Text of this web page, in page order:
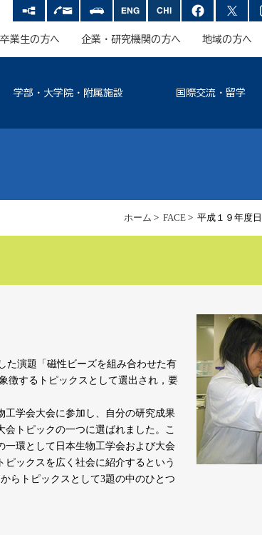
卒業生の方へ 企業・研究機関の方へ 地域の方へ
学部・大学院・附属施設 国際交流・留学
ホーム > FACE > 平成１９年度
演題「磁性ビーズを組み合わせた有
徴するトピックスとして選出され，要
工学会大会に参加し、自分の研究成果
トピックの一つに選ばれました。こ
一環として日本生物工学会および大会
ックスを広く社会に紹介するという
らトピックスとして3題の中のひとつ